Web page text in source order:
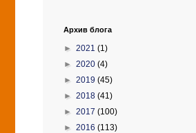
Архив блога
► 2021 (1)
► 2020 (4)
► 2019 (45)
► 2018 (41)
► 2017 (100)
► 2016 (113)